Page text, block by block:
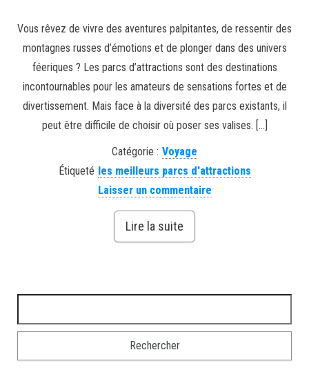
Vous rêvez de vivre des aventures palpitantes, de ressentir des
montagnes russes d’émotions et de plonger dans des univers
féeriques ? Les parcs d’attractions sont des destinations
incontournables pour les amateurs de sensations fortes et de
divertissement. Mais face à la diversité des parcs existants, il
peut être difficile de choisir où poser ses valises. […]
Catégorie : Voyage
Étiqueté les meilleurs parcs d'attractions
Laisser un commentaire
Lire la suite